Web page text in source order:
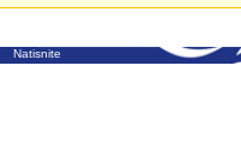
Natisnite